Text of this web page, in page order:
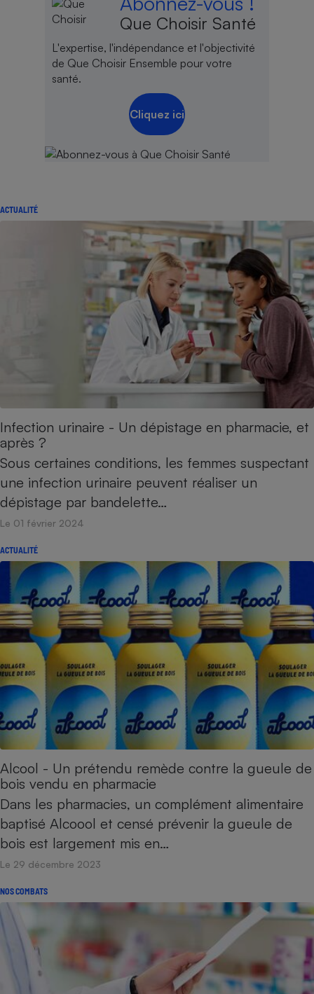
Que Choisir Santé
L'expertise, l'indépendance et l'objectivité
de Que Choisir Ensemble pour votre
santé.
Cliquez ici
ACTUALITÉ
Infection urinaire - Un dépistage en pharmacie, et
après ?
Sous certaines conditions, les femmes suspectant
une infection urinaire peuvent réaliser un
dépistage par bandelette…
Le 01 février 2024
ACTUALITÉ
Alcool - Un prétendu remède contre la gueule de
bois vendu en pharmacie
Dans les pharmacies, un complément alimentaire
baptisé Alcoool et censé prévenir la gueule de
bois est largement mis en…
Le 29 décembre 2023
NOS COMBATS